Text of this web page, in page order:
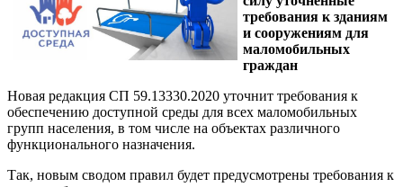
требования к зданиям
и сооружениям для
маломобильных
граждан
Новая редакция СП 59.13330.2020 уточнит требования к
обеспечению доступной среды для всех маломобильных
групп населения, в том числе на объектах различного
функционального назначения.
Так, новым сводом правил будет предусмотрены требования к